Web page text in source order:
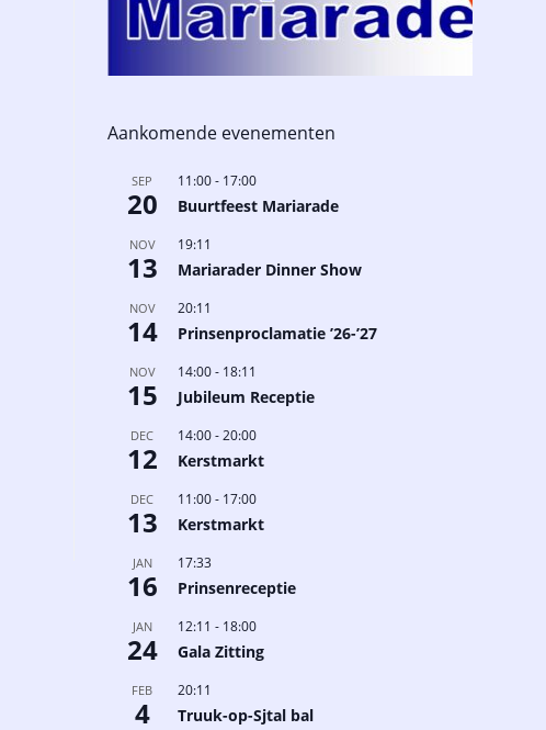
Aankomende evenementen
SEP
20
11:00- 17:00
Buurtfeest Mariarade
NOV
13
19:11
Mariarader Dinner Show
NOV
14
20:11
Prinsenproclamatie ’26-’27
NOV
15
14:00- 18:11
Jubileum Receptie
DEC
12
14:00-20:00
Kerstmarkt
DEC
13
11:00- 17:00
Kerstmarkt
JAN
16
17:33
Prinsenreceptie
JAN
24
12:11 - 18:00
Gala Zitting
FEB
4
20:11
Truuk-op-Sjtal bal